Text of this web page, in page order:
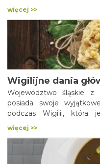
charakterystyczne cechy,
od dań
więcej >>
Wigilijne dania
Województwo śląskie
posiada swoje
podczas Wigilii, która
momentów świątecznych.
więcej >>